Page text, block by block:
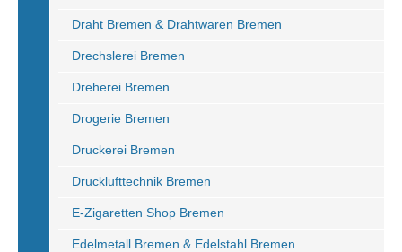
Draht Bremen & Drahtwaren Bremen
Drechslerei Bremen
Dreherei Bremen
Drogerie Bremen
Druckerei Bremen
Drucklufttechnik Bremen
E-Zigaretten Shop Bremen
Edelmetall Bremen & Edelstahl Bremen